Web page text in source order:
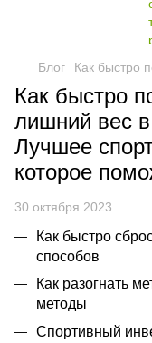
Блог Как быстро
Как быстро
лишний вес
Лучшее
которое
30 октября 2023
Как быстро
способов
Как разогнать
методы
Спортивный